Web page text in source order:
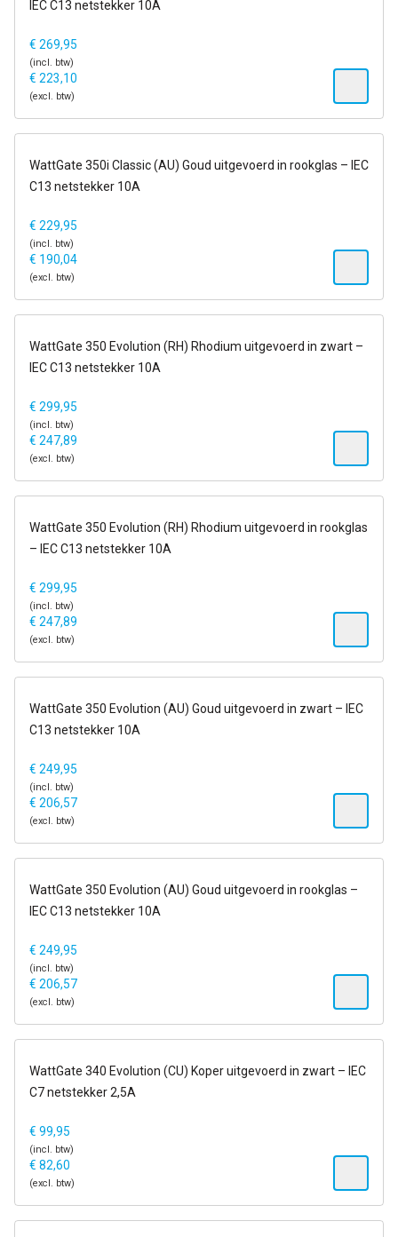
IEC C13 netstekker 10A
€ 269,95
(incl. btw)
€ 223,10
(excl. btw)
6-13 dagen
WattGate 350i Classic (AU) Goud uitgevoerd in rookglas – IEC
C13 netstekker 10A
€ 229,95
(incl. btw)
€ 190,04
(excl. btw)
6-13 dagen
WattGate 350 Evolution (RH) Rhodium uitgevoerd in zwart –
IEC C13 netstekker 10A
€ 299,95
(incl. btw)
€ 247,89
(excl. btw)
6-13 dagen
WattGate 350 Evolution (RH) Rhodium uitgevoerd in rookglas
– IEC C13 netstekker 10A
€ 299,95
(incl. btw)
€ 247,89
(excl. btw)
6-13 dagen
WattGate 350 Evolution (AU) Goud uitgevoerd in zwart – IEC
C13 netstekker 10A
€ 249,95
(incl. btw)
€ 206,57
(excl. btw)
6-13 dagen
WattGate 350 Evolution (AU) Goud uitgevoerd in rookglas –
IEC C13 netstekker 10A
€ 249,95
(incl. btw)
€ 206,57
(excl. btw)
op voorraad
WattGate 340 Evolution (CU) Koper uitgevoerd in zwart – IEC
C7 netstekker 2,5A
€ 99,95
(incl. btw)
€ 82,60
(excl. btw)